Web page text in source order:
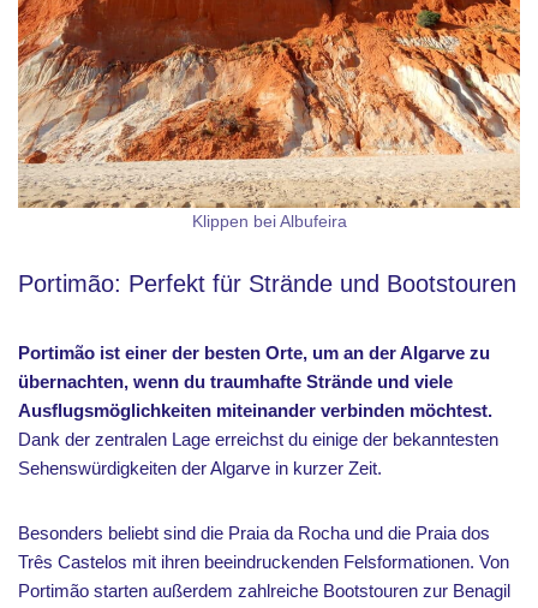
Klippen bei Albufeira
Portimão: Perfekt für Strände und Bootstouren
Portimão ist einer der besten Orte, um an der Algarve zu
übernachten, wenn du traumhafte Strände und viele
Ausflugsmöglichkeiten miteinander verbinden möchtest.
Dank der zentralen Lage erreichst du einige der bekanntesten
Sehenswürdigkeiten der Algarve in kurzer Zeit.
Besonders beliebt sind die Praia da Rocha und die Praia dos
Três Castelos mit ihren beeindruckenden Felsformationen. Von
Portimão starten außerdem zahlreiche Bootstouren zur Benagil